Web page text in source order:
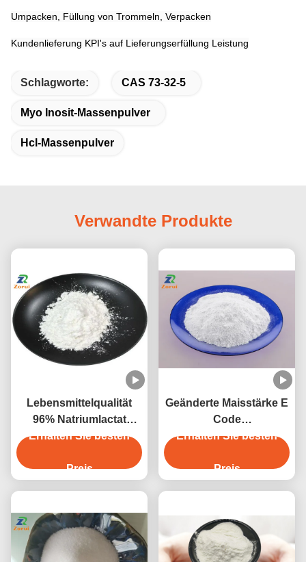
Umpacken, Füllung von Trommeln, Verpacken
Kundenlieferung KPI's auf Lieferungserfüllung Leistung
Schlagworte: CAS 73-32-5
Myo Inosit-Massenpulver
Hcl-Massenpulver
Verwandte Produkte
Lebensmittelqualität
96% Natriumlactat
Pulver
Natrium-2-
Erhalten Sie besten
Preis
Geänderte Maisstärke E
Code
E1412/E1414/E1422/E1442
Erhalten Sie besten
Preis